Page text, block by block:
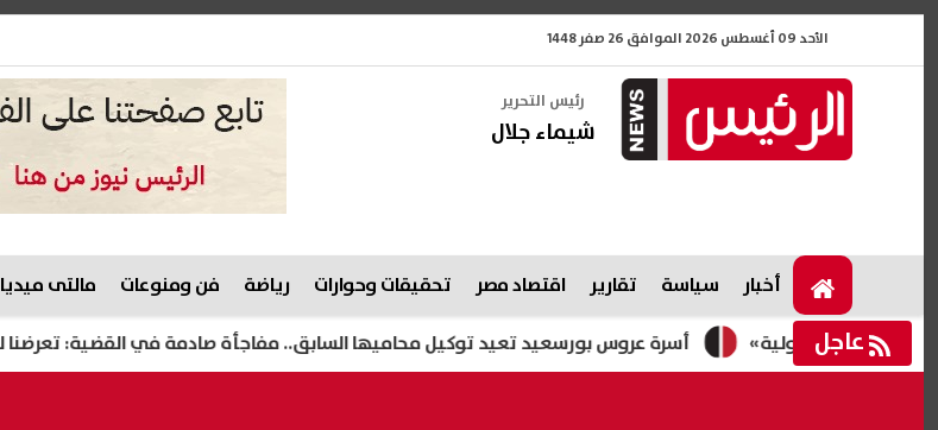
الأحد 09 أغسطس 2026 الموافق 26 صفر 1448
رئيس التحرير
شيماء جلال
أخبار سياسة تقارير اقتصاد مصر تحقيقات وحوارات رياضة فن ومنوعات مالتى ميديا
عاجل أسرة عروس بورسعيد تعيد توكيل محاميها السابق.. مفاجأة صادمة في القضية: تعرضنا للتضليل